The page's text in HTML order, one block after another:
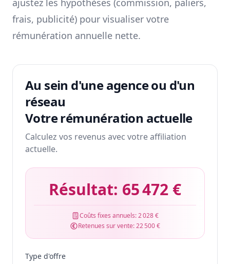
ajustez les hypothèses (commission, paliers,
frais, publicité) pour visualiser votre
rémunération annuelle nette.
Au sein d'une agence ou d'un
réseau
Votre rémunération actuelle
Calculez vos revenus avec votre affiliation
actuelle.
Résultat: 65 472 €
Coûts fixes annuels:2 028 €
Retenues sur vente:22 500 €
Type d'offre